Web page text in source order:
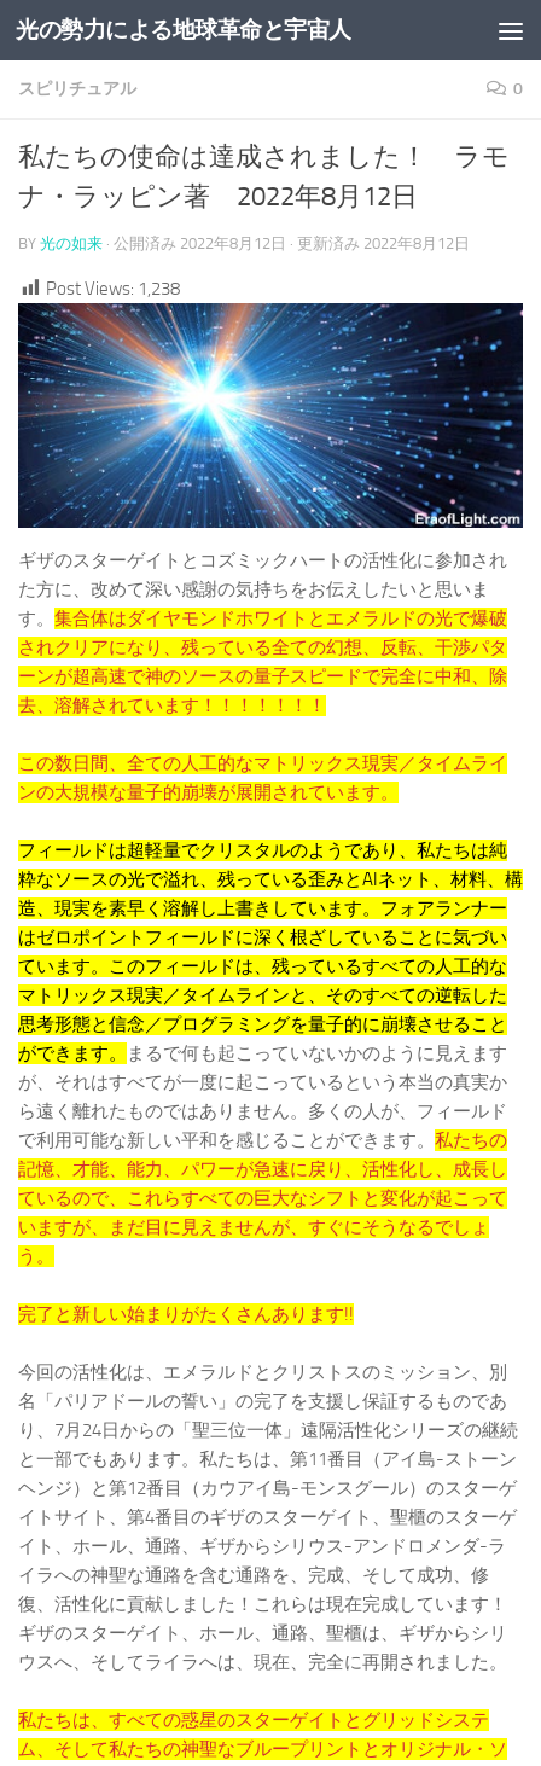
コンテンツへスキップ
光の勢力による地球革命と宇宙人
スピリチュアル 0
私たちの使命は達成されました！ ラモ
ナ・ラッピン著 2022年8月12日
BY 光の如来 · 公開済み 2022年8月12日 · 更新済み 2022年8月12日
Post Views: 1,238
ギザのスターゲイトとコズミックハートの活性化に参加され
た方に、改めて深い感謝の気持ちをお伝えしたいと思いま
す。 集合体はダイヤモンドホワイトとエメラルドの光で爆破
されクリアになり、残っている全ての幻想、反転、干渉パタ
ーンが超高速で神のソースの量子スピードで完全に中和、除
去、溶解されています！！！！！！！
この数日間、全ての人工的なマトリックス現実／タイムライ
ンの大規模な量子的崩壊が展開されています。
フィールドは超軽量でクリスタルのようであり、私たちは純
粋なソースの光で溢れ、残っている歪みとAIネット、材料、構
造、現実を素早く溶解し上書きしています。フォアランナー
はゼロポイントフィールドに深く根ざしていることに気づい
ています。このフィールドは、残っているすべての人工的な
マトリックス現実／タイムラインと、そのすべての逆転した
思考形態と信念／プログラミングを量子的に崩壊させること
ができます。
まるで何も起こっていないかのように見えます
が、それはすべてが一度に起こっているという本当の真実か
ら遠く離れたものではありません。多くの人が、フィールド
で利用可能な新しい平和を感じることができます。 私たちの
記憶、才能、能力、パワーが急速に戻り、活性化し、成長し
ているので、これらすべての巨大なシフトと変化が起こって
いますが、まだ目に見えませんが、すぐにそうなるでしょ
う。
完了と新しい始まりがたくさんあります!!
今回の活性化は、エメラルドとクリストスのミッション、別
名「パリアドールの誓い」の完了を支援し保証するものであ
り、7月24日からの「聖三位一体」遠隔活性化シリーズの継続
と一部でもあります。私たちは、第11番目（アイ島-ストーン
ヘンジ）と第12番目（カウアイ島-モンスグール）のスターゲ
イトサイト、第4番目のギザのスターゲイト、聖櫃のスターゲ
イト、ホール、通路、ギザからシリウス-アンドロメンダ-ラ
イラへの神聖な通路を含む通路を、完成、そして成功、修
復、活性化に貢献しました！これらは現在完成しています！
ギザのスターゲイト、ホール、通路、聖櫃は、ギザからシリ
ウスへ、そしてライラへは、現在、完全に再開されました。
私たちは、すべての惑星のスターゲイトとグリッドシステ
ム、そして私たちの神聖なブループリントとオリジナル・ソ